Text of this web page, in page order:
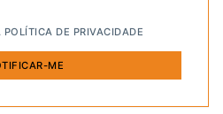
POLÍTICA DE PRIVACIDADE